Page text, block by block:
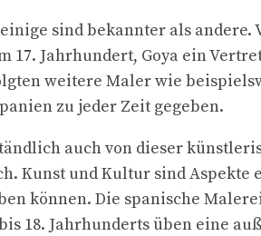
sind bekannter als andere.
Jahrhundert, Goya ein
weitere Maler wie
zu jeder Zeit gegeben.
auch von dieser
Kunst und Kultur sind Aspekte
können. Die spanische
18. Jahrhunderts üben eine